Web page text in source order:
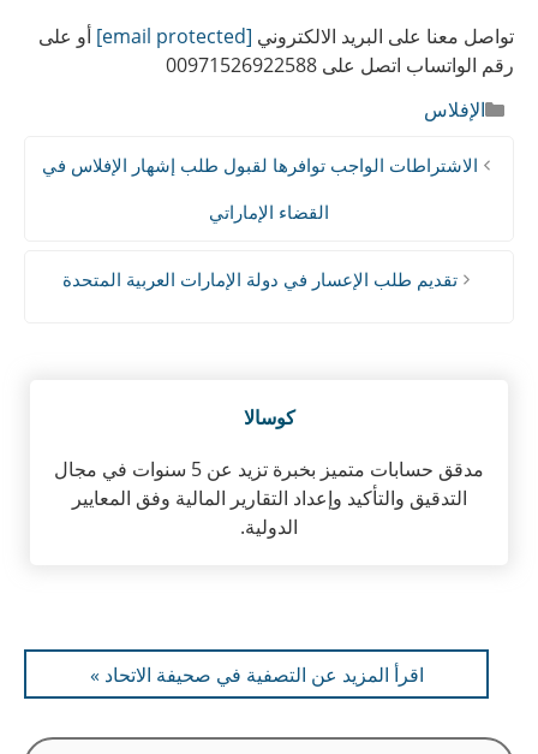
تواصل معنا على البريد الالكتروني [email protected]
أو على
رقم الواتساب اتصل على 00971526922588
التصنيفات
الإفلاس
الاشتراطات الواجب توافرها لقبول طلب إشهار الإفلاس في
القضاء الإماراتي
تقديم طلب الإعسار في دولة الإمارات العربية المتحدة
كوسالا
اقرأ المزيد عن التصفية في صحيفة الاتحاد »